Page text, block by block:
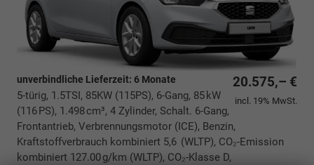
20.575,– €
incl. 19% MwSt.
unverbindliche Lieferzeit: 6 Monate
5-türig, 1.5TSI, 85KW (115PS), 6-Gang, 85 kW
(116 PS), 1.498 cm³, 4 Zylinder, Schalt. 6-Gang,
Frontantrieb, Verbrennungsmotor (ICE), Benzin,
Kraftstoffverbrauch kombiniert 5,6 (WLTP), CO₂-Emission
kombiniert 127.00 g/km (WLTP), CO₂-Klasse D,